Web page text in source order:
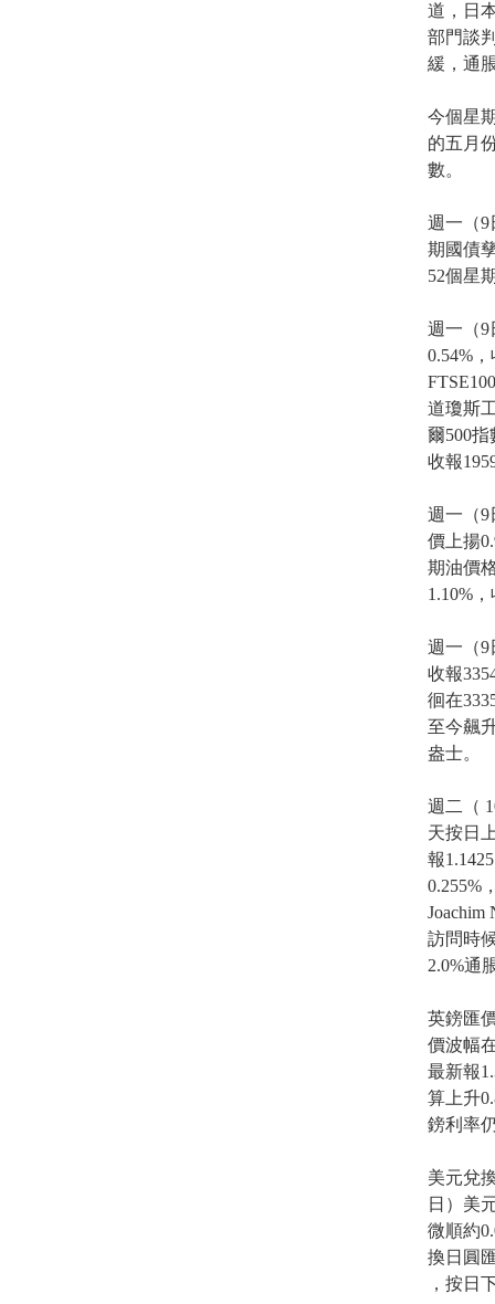
道，日
部門談
緩，通
今個星
的五月
數。
週一（9
期國債
52個星
週一（
0.54%
道瓊斯
爾500指
收報
週一（9
價上揚
期油價
1.10%
週一（9
收報
徊在
至今飆
盎士。
週二（
天按日
報
0.255%
訪問時
2.0%通
英鎊匯
價波幅
最新報
算上升
鎊利率
美元兌
日）美
微順約
換日圓
，按日